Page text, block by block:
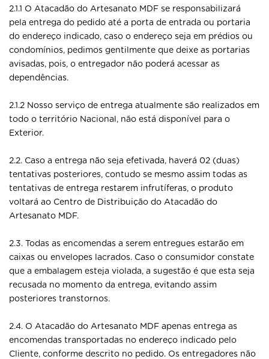
2.1.1 O Atacadão do Artesanato MDF se responsabilizará
pela entrega do pedido até a porta de entrada ou portaria
do endereço indicado, caso o endereço seja em prédios ou
condomínios, pedimos gentilmente que deixe as portarias
avisadas, pois, o entregador não poderá acessar as
dependências.
2.1.2 Nosso serviço de entrega atualmente são realizados em
todo o território Nacional, não está disponível para o
Exterior.
2.2. Caso a entrega não seja efetivada, haverá 02 (duas)
tentativas posteriores, contudo se mesmo assim todas as
tentativas de entrega restarem infrutíferas, o produto
voltará ao Centro de Distribuição do Atacadão do
Artesanato MDF.
2.3. Todas as encomendas a serem entregues estarão em
caixas ou envelopes lacrados. Caso o consumidor constate
que a embalagem esteja violada, a sugestão é que esta seja
recusada no momento da entrega, evitando assim
posteriores transtornos.
2.4. O Atacadão do Artesanato MDF apenas entrega as
encomendas transportadas no endereço indicado pelo
Cliente, conforme descrito no pedido. Os entregadores não